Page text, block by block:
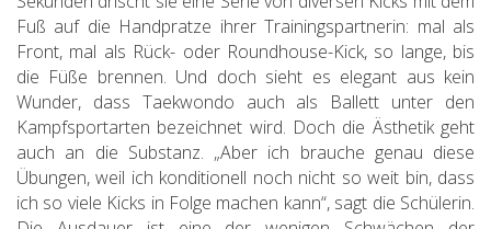
Fuß auf die Handpratze ihrer Trainingspartnerin: mal als
Front, mal als Rück- oder Roundhouse-Kick, so lange, bis
die Füße brennen. Und doch sieht es elegant aus kein
Wunder, dass Taekwondo auch als Ballett unter den
Kampfsportarten bezeichnet wird. Doch die Ästhetik geht
auch an die Substanz. „Aber ich brauche genau diese
Übungen, weil ich konditionell noch nicht so weit bin, dass
ich so viele Kicks in Folge machen kann“, sagt die Schülerin.